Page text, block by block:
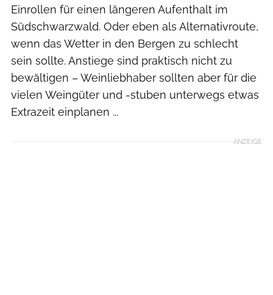
Einrollen für einen längeren Aufenthalt im
Südschwarzwald. Oder eben als Alternativroute,
wenn das Wetter in den Bergen zu schlecht
sein sollte. Anstiege sind praktisch nicht zu
bewältigen – Weinliebhaber sollten aber für die
vielen Weingüter und -stuben unterwegs etwas
Extrazeit einplanen ...
ANZEIGE